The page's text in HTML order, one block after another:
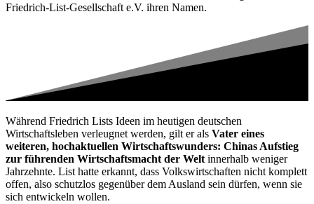
Friedrich-List-Gesellschaft e.V. ihren Namen.
Während Friedrich Lists Ideen im heutigen deutschen
Wirtschaftsleben verleugnet werden, gilt er als Vater eines
weiteren, hochaktuellen Wirtschaftswunders: Chinas Aufstieg
zur führenden Wirtschaftsmacht der Welt innerhalb weniger
Jahrzehnte. List hatte erkannt, dass Volkswirtschaften nicht komplett
offen, also schutzlos gegenüber dem Ausland sein dürfen, wenn sie
sich entwickeln wollen.